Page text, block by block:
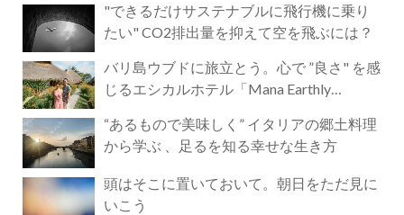
"できるだけサステナブルに飛行機に乗り
たい" CO2排出量を抑えて空を飛ぶには？
バリ島ウブドに旅立とう。心で ”良さ" を感
じるエシカルホテル「Mana Earthly
“あるもので美味しく” イタリアの郷土料理
から学ぶ 、足るを知る幸せな生き方
頭はそこに置いておいて。朝日をただ見に
いこう